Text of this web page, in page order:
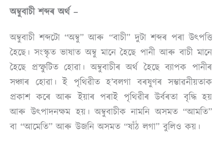
অম্বুবাচী শব্দৰ অৰ্থ –
অম্বুবাচী শব্দটো “অম্বু” আৰু “বাচী” দুটা শব্দৰ পৰা উৎপত্তি
হৈছে। সংস্কৃত ভাষাত অম্বু মানে হৈছে পানী আৰু বাচী মানে
হৈছে প্ৰস্ফুটিত হোৱা। অম্বুবাচীৰ অৰ্থ হৈছে ব্যাপক পানীৰ
সঞ্চাৰ হোৱা। ই পৃথিৱীত হ’বলগা বৰষুণৰ সম্ভাৱনীয়তাক
প্ৰকাশ কৰে আৰু ইয়াৰ পৰাই পৃথিৱীৰ উৰ্বৰতা বৃদ্ধি হয়
আৰু উৎপাদনক্ষম হয়। অম্বুবাচীক নামনি অসমত “আমতি”
বা “আমেতি” আৰু উজনি অসমত “ষাঁঠ লগা” বুলিও কয়।